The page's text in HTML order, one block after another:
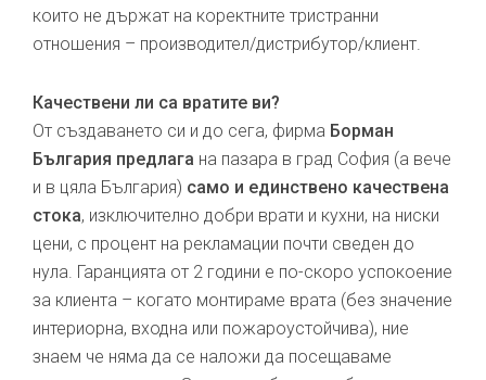
които не държат на коректните тристранни
отношения – производител/дистрибутор/клиент.
Качествени ли са вратите ви?
От създаването си и до сега, фирма Борман
България предлага на пазара в град София (а вече
и в цяла България) само и единствено качествена
стока, изключително добри врати и кухни, на ниски
цени, с процент на рекламации почти сведен до
нула. Гаранцията от 2 години е по-скоро успокоение
за клиента – когато монтираме врата (без значение
интериорна, входна или пожароустойчива), ние
знаем че няма да се наложи да посещаваме